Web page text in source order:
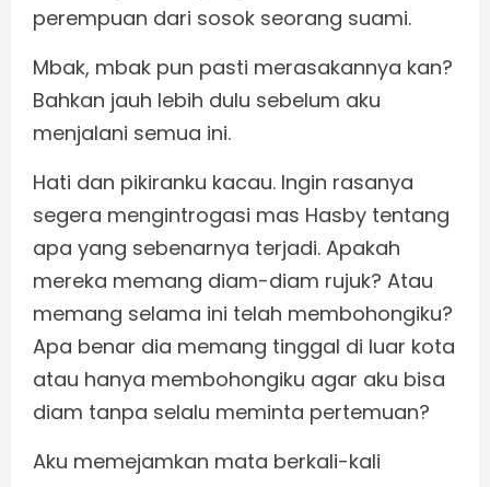
perempuan dari sosok seorang suami.
Mbak, mbak pun pasti merasakannya kan?
Bahkan jauh lebih dulu sebelum aku
menjalani semua ini.
Hati dan pikiranku kacau. Ingin rasanya
segera mengintrogasi mas Hasby tentang
apa yang sebenarnya terjadi. Apakah
mereka memang diam-diam rujuk? Atau
memang selama ini telah membohongiku?
Apa benar dia memang tinggal di luar kota
atau hanya membohongiku agar aku bisa
diam tanpa selalu meminta pertemuan?
Aku memejamkan mata berkali-kali